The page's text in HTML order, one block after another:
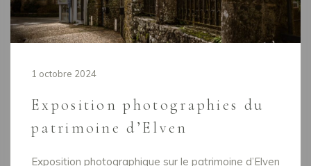
1 octobre 2024
Exposition photographies du
patrimoine d’Elven
Exposition photographique sur le patrimoine d’Elven